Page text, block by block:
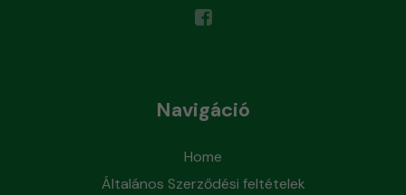
Navigáció
Home
Általános Szerződési feltételek